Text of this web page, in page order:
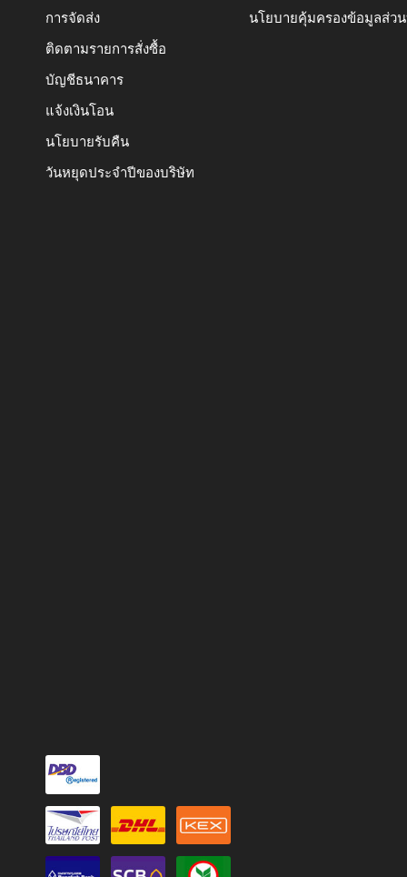
การจัดส่ง
ติดตามรายการสั่งซื้อ
บัญชีธนาคาร
แจ้งเงินโอน
นโยบายรับคืน
วันหยุดประจำปีของบริษัท
นโยบายคุ้มครองข้อมูลส่ว